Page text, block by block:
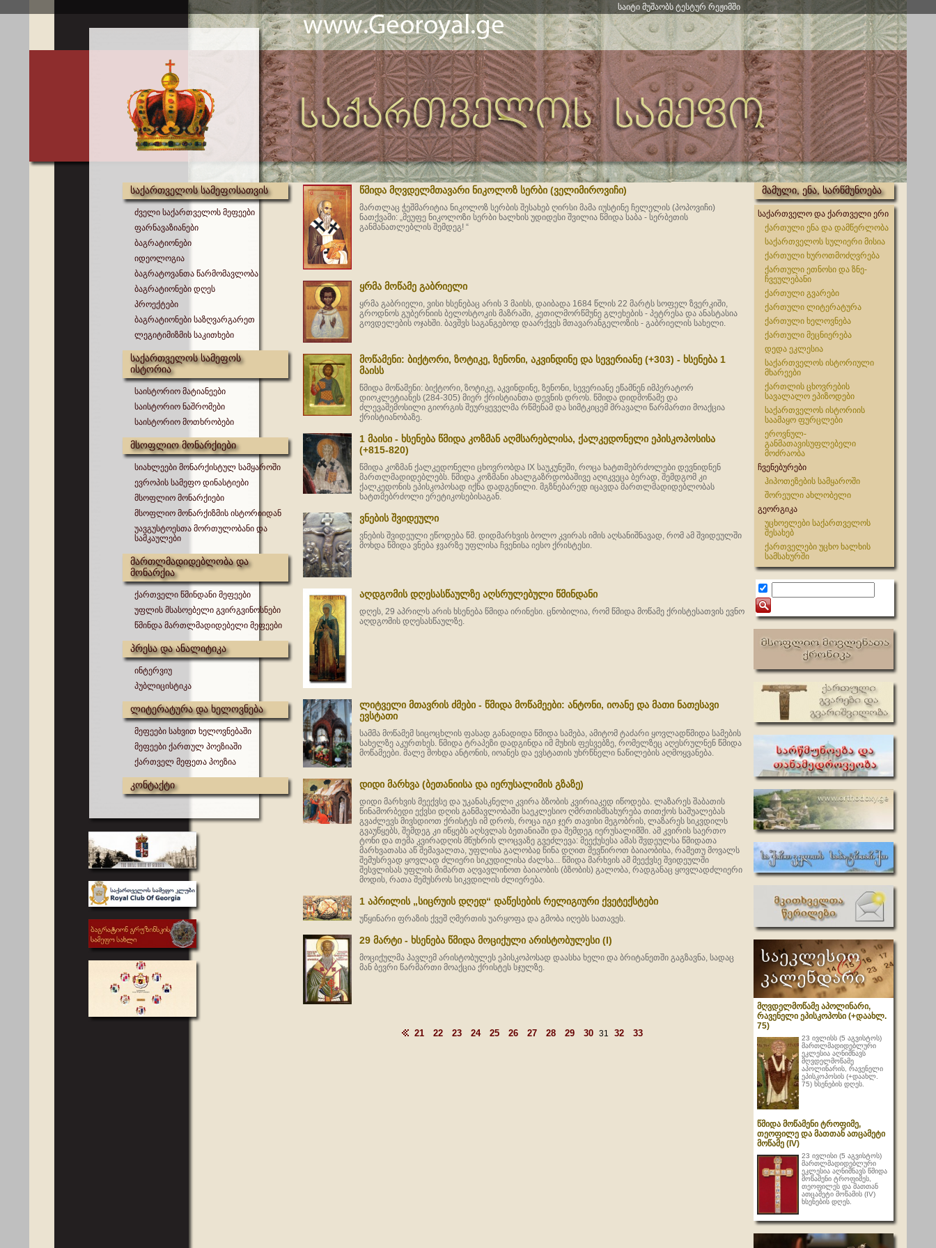
საიტი მუშაობს ტესტურ რეჟიმში
საქართველოს სამეფოსათვის
ძველი საქართველოს მეფეები
ფარნავაზიანები
ბაგრატიონები
იდეოლოგია
ბაგრატოვანთა წარმომავლობა
ბაგრატიონები დღეს
პროექტები
ბაგრატიონები საზღვარგარეთ
ლეგიტიმიზმის საკითხები
საქართველოს სამეფოს
ისტორია
საისტორიო მატიანეები
საისტორიო ნაშრომები
საისტორიო მოთხრობები
მსოფლიო მონარქიები
სიახლეები მონარქისტულ სამყაროში
ევროპის სამეფო დინასტიები
მსოფლიო მონარქიები
მსოფლიო მონარქიზმის ისტორიიდან
უავგუსტოესთა მორთულობანი და
სამკაულები
მართლმადიდებლობა და
მონარქია
ქართველი წმინდანი მეფეები
უფლის მსასოებელი გვირგვინოსნები
წმინდა მართლმადიდებელი მეფეები
პრესა და ანალიტიკა
ინტერვიუ
პუბლიცისტიკა
ლიტერატურა და ხელოვნება
მეფეები სახვით ხელოვნებაში
მეფეები ქართულ პოეზიაში
ქართველ მეფეთა პოეზია
კონტაქტი
წმიდა მღვდელმთავარი ნიკოლოზ სერბი (ველიმიროვიჩი)
მართლაც ჭეშმარიტია ნიკოლოზ სერბის შესახებ ღირსი მამა იუსტინე ჩელელის (პოპოვიჩი)
ნათქვამი: „მეუფე ნიკოლოზი სერბი ხალხის უდიდესი შვილია წმიდა საბა - სერბეთის
განმანათლებლის შემდეგ! “
ყრმა მოწამე გაბრიელი
ყრმა გაბრიელი, ვისი ხსენებაც არის 3 მაისს, დაიბადა 1684 წლის 22 მარტს სოფელ ზვერკიში,
გროდნოს გუბერნიის ბელოსტოკის მაზრაში, კეთილმორწმუნე გლეხების - პეტრესა და ანასტასია
გოვდელების ოჯახში. ბავშვს საგანგებოდ დაარქვეს მთავარანგელოზის - გაბრიელის სახელი.
მოწამენი: ბიქტორი, ზოტიკე, ზენონი, აკვინდინე და სევერიანე (+303) - ხსენება 1
მაისს
წმიდა მოწამენი: ბიქტორი, ზოტიკე, აკვინდინე, ზენონი, სევერიანე ეწამნენ იმპერატორ
დიოკლეტიანეს (284-305) მიერ ქრისტიანთა დევნის დროს. წმიდა დიდმოწამე და
ძლევაშემოსილი გიორგის შეურყეველმა რწმენამ და სიმტკიცემ მრავალი წარმართი მოაქცია
ქრისტიანობაზე.
1 მაისი - ხსენება წმიდა კოზმან აღმსარებლისა, ქალკედონელი ეპისკოპოსისა
(+815-820)
წმიდა კოზმან ქალკედონელი ცხოვრობდა IX საუკუნეში, როცა ხატთმებრძოლები დევნიდნენ
მართლმადიდებლებს. წმიდა კოზმანი ახალგაზრდობაშივე აღიკვეცა ბერად, შემდგომ კი
ქალკედონის ეპისკოპოსად იქნა დადგენილი. მგზნებარედ იცავდა მართლმადიდებლობას
ხატთმებრძოლი ერეტიკოსებისაგან.
ვნების შვიდეული
ვნების შვიდეული ეწოდება წმ. დიდმარხვის ბოლო კვირას იმის აღსანიშნავად, რომ ამ შვიდეულში
მოხდა წმიდა ვნება ჯვარზე უფლისა ჩვენისა იესო ქრისტესი.
აღდგომის დღესასწაულზე აღსრულებული წმინდანი
დღეს, 29 აპრილს არის ხსენება წმიდა ირინესი. ცნობილია, რომ წმიდა მოწამე ქრისტესათვის ევნო
აღდგომის დღესასწაულზე.
ლიტველი მთავრის ძმები - წმიდა მოწამეები: ანტონი, იოანე და მათი ნათესავი
ევსტათი
სამმა მოწამემ სიცოცხლის ფასად განადიდა წმიდა სამება, ამიტომ ტაძარი ყოვლადწმიდა სამების
სახელზე აკურთხეს. წმიდა ტრაპეზი დადგინდა იმ მუხის ფესვებზე, რომელზეც აღესრულნენ წმიდა
მოწამეები. მალე მოხდა ანტონის, იოანეს და ევსტათის უხრწნელი ნაწილების აღმოყვანება.
დიდი მარხვა (ბეთანიისა და იერუსალიმის გზაზე)
დიდი მარხვის მეექვსე და უკანასკნელი კვირა ბზობის კვირიაკედ იწოდება. ლაზარეს შაბათის
წინამორბედი ექვსი დღის განმავლობაში საეკლესიო ღმრთისმსახურება თითქოს საშუალებას
გვაძლევს მივსდიოთ ქრისტეს იმ დროს, როცა იგი ჯერ თავისი მეგობრის, ლაზარეს სიკვდილს
გვაუწყებს, შემდეგ კი იწყებს აღსვლას ბეთანიაში და შემდეგ იერუსალიმში. ამ კვირის საერთო
ტონი და თემა კვირადღის მწუხრის ლოცვაზე გვეძლევა: მეექუსესა ამას შჳდეულსა წმიდათა
მარხვათასა აწ შემავალთა, უფლისა გალობაჲ წინა დღით შევწიროთ ბაიაობისა, რამეთუ მოვალს
შემუსრვად ყოვლად ძლიერი სიკუდილისა ძალსა... წმიდა მარხვის ამ მეექვსე შვიდეულში
შესვლისას უფლის მიმართ აღვავლინოთ ბაიაობის (ბზობის) გალობა, რადგანაც ყოვლადძლიერი
მოდის, რათა შემუსროს სიკვდილის ძლიერება.
1 აპრილის „სიცრუის დღედ“ დაწესების რელიგიური ქვეტექსტები
უწყინარი ფრაზის ქვეშ ღმერთის უარყოფა და გმობა იღებს სათავეს.
29 მარტი - ხსენება წმიდა მოციქული არისტობულესი (I)
მოციქულმა პავლემ არისტობულეს ეპისკოპოსად დაასხა ხელი და ბრიტანეთში გაგზავნა, სადაც
მან ბევრი წარმართი მოაქცია ქრისტეს სჯულზე.
21 22 23 24 25 26 27 28 29 30 31 32 33
მამული, ენა, სარწმუნოება
საქართველო და ქართველი ერი
ქართული ენა და დამწერლობა
საქართველოს სულიერი მისია
ქართული ხუროთმოძღვრება
ქართული ეთნოსი და ზნე-
ჩვეულებანი
ქართული გვარები
ქართული ლიტერატურა
ქართული ხელოვნება
ქართული მეცნიერება
დედა ეკლესია
საქართველოს ისტორიული
მხარეები
ქართლის ცხოვრების
სავალალო ეპიზოდები
საქართველოს ისტორიის
საამაყო ფურცლები
ეროვნულ-
განმათავისუფლებელი
მოძრაობა
ჩვენებურები
ჰიპოთეზების სამყაროში
შორეული ახლობელი
გეორგიკა
უცხოელები საქართველოს
შესახებ
ქართველები უცხო ხალხის
სამსახურში
მღვდელმოწამე აპოლინარი,
რავენელი ეპისკოპოსი (+დაახლ.
75)
23 ივლისს (5 აგვისტოს)
მართლმადიდებლური
ეკლესია აღნიშნავს
მღვდელმოწამე
აპოლინარის, რავენელი
ეპისკოპოსის (+დაახლ.
75) ხსენების დღეს.
წმიდა მოწამენი ტროფიმე,
თეოფილე და მათთან ათცამეტი
მოწამე (IV)
23 ივლისი (5 აგვისტოს)
მართლმადიდებლური
ეკლესია აღნიშნავს წმიდა
მოწამენი ტროფიმეს,
თეოფილეს და მათთან
ათცამეტი მოწამის (IV)
ხსენების დღეს.